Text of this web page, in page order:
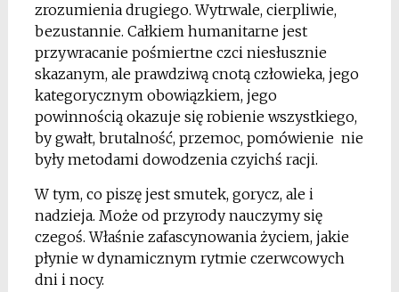
zrozumienia drugiego. Wytrwale, cierpliwie,
bezustannie. Całkiem humanitarne jest
przywracanie pośmiertne czci niesłusznie
skazanym, ale prawdziwą cnotą człowieka, jego
kategorycznym obowiązkiem, jego
powinnością okazuje się robienie wszystkiego,
by gwałt, brutalność, przemoc, pomówienie nie
były metodami dowodzenia czyichś racji.
W tym, co piszę jest smutek, gorycz, ale i
nadzieja. Może od przyrody nauczymy się
czegoś. Właśnie zafascynowania życiem, jakie
płynie w dynamicznym rytmie czerwcowych
dni i nocy.